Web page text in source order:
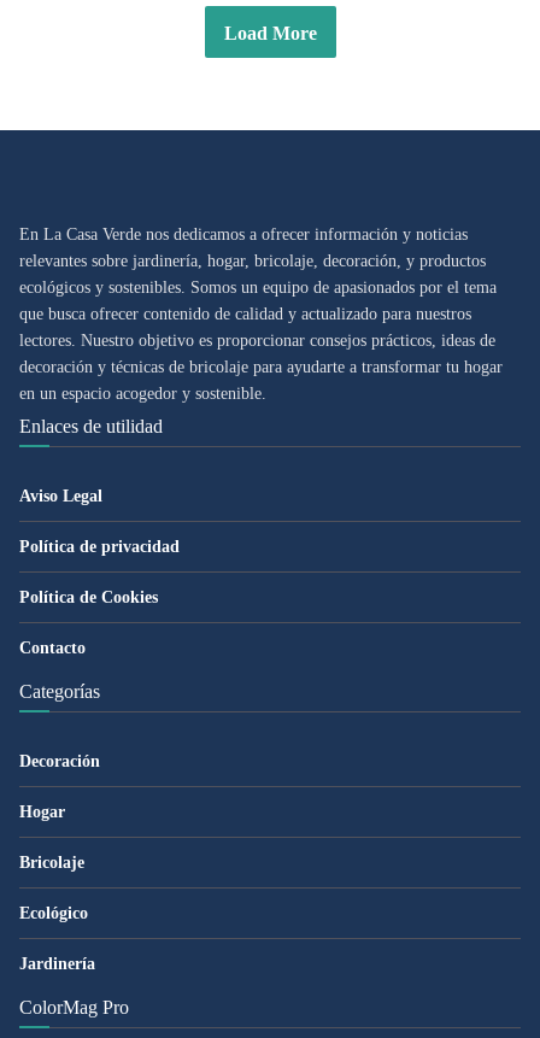
Load More
En La Casa Verde nos dedicamos a ofrecer información y noticias
relevantes sobre jardinería, hogar, bricolaje, decoración, y productos
ecológicos y sostenibles. Somos un equipo de apasionados por el tema
que busca ofrecer contenido de calidad y actualizado para nuestros
lectores. Nuestro objetivo es proporcionar consejos prácticos, ideas de
decoración y técnicas de bricolaje para ayudarte a transformar tu hogar
en un espacio acogedor y sostenible.
Enlaces de utilidad
Aviso Legal
Política de privacidad
Política de Cookies
Contacto
Categorías
Decoración
Hogar
Bricolaje
Ecológico
Jardinería
ColorMag Pro